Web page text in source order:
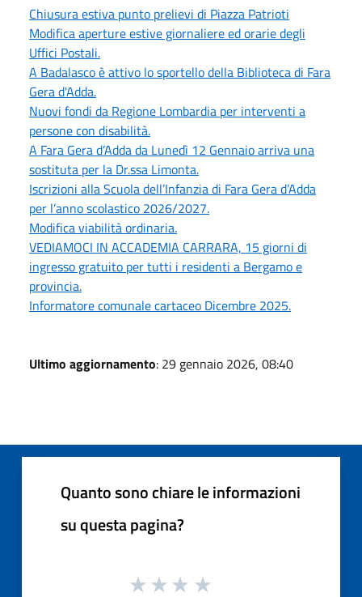
Chiusura estiva punto prelievi di Piazza Patrioti
Modifica aperture estive giornaliere ed orarie degli
Uffici Postali.
A Badalasco è attivo lo sportello della Biblioteca di Fara
Gera d'Adda.
Nuovi fondi da Regione Lombardia per interventi a
persone con disabilità.
A Fara Gera d’Adda da Lunedì 12 Gennaio arriva una
sostituta per la Dr.ssa Limonta.
Iscrizioni alla Scuola dell’Infanzia di Fara Gera d’Adda
per l’anno scolastico 2026/2027.
Modifica viabilità ordinaria.
VEDIAMOCI IN ACCADEMIA CARRARA, 15 giorni di
ingresso gratuito per tutti i residenti a Bergamo e
provincia.
Informatore comunale cartaceo Dicembre 2025.
Ultimo aggiornamento: 29 gennaio 2026, 08:40
Quanto sono chiare le informazioni
su questa pagina?